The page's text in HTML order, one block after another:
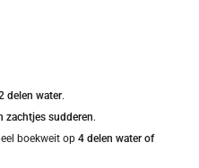
delen water.
zachtjes sudderen.
boekweit op 4 delen water of